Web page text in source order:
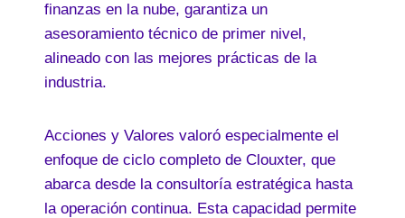
finanzas en la nube, garantiza un
asesoramiento técnico de primer nivel,
alineado con las mejores prácticas de la
industria.
Acciones y Valores valoró especialmente el
enfoque de ciclo completo de Clouxter, que
abarca desde la consultoría estratégica hasta
la operación continua. Esta capacidad permite